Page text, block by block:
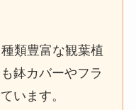
類豊富な観葉植
鉢カバーやフラ
います。